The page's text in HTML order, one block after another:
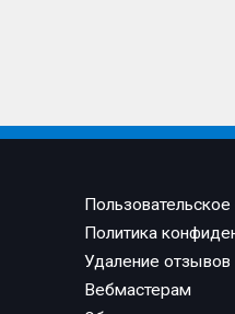
Политика
Удаление отзывов
Вебмастерам